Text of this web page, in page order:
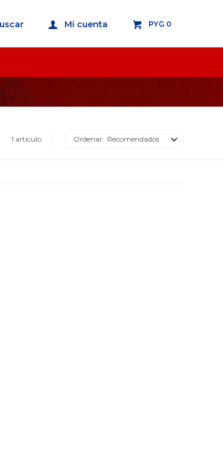
PYG 0
1 artículo Recomendados